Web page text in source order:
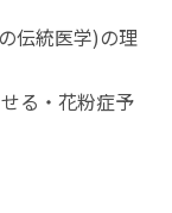
伝統医学)の理
る・花粉症予